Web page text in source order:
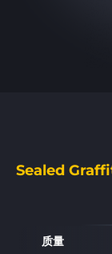
Sealed
质量